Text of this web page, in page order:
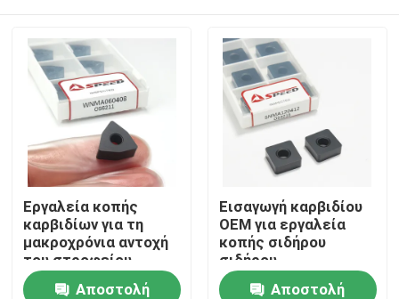
Εργαλεία κοπής
καρβιδίων για τη
μακροχρόνια αντοχή
του στροφείου
WNMA060408 WNMA
Αποστολή
Εισαγωγή καρβιδίου
OEM για εργαλεία
κοπής σιδήρου
σιδήρου
SNMA120412
Αποστολή